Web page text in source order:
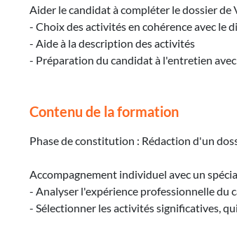
Aider le candidat à compléter le dossier de
- Choix des activités en cohérence avec le
- Aide à la description des activités
- Préparation du candidat à l'entretien
Contenu de la formation
Phase de constitution : Rédaction d'un
Accompagnement individuel avec un
- Analyser l'expérience professionnelle du
- Sélectionner les activités significatives,